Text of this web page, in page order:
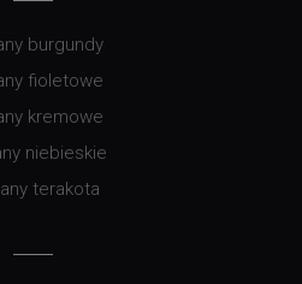
burgundy
fioletowe
kremowe
niebieskie
terakota